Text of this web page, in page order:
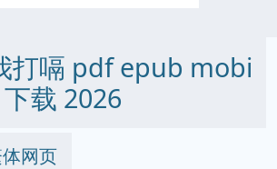
打嗝 pdf epub mobi
载 2026
网页